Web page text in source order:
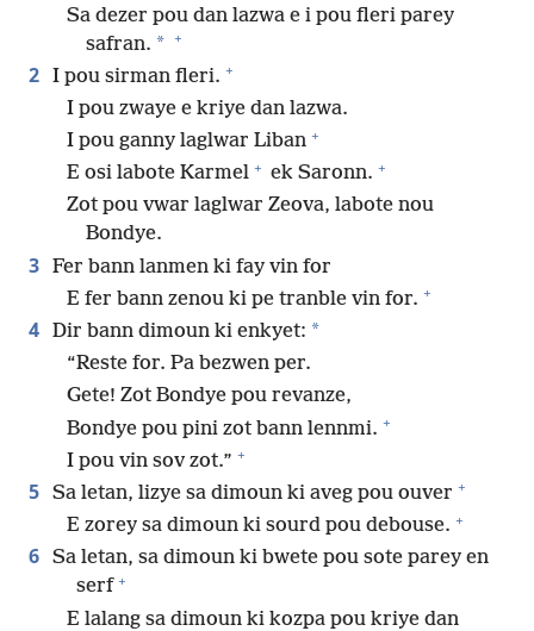
Sa dezer pou dan lazwa e i pou fleri parey
safran. * +
2 I pou sirman fleri. +
I pou zwaye e kriye dan lazwa.
I pou ganny laglwar Liban +
E osi labote Karmel + ek Saronn. +
Zot pou vwar laglwar Zeova, labote nou
Bondye.
3 Fer bann lanmen ki fay vin for
E fer bann zenou ki pe tranble vin for. +
4 Dir bann dimoun ki enkyet: *
“Reste for. Pa bezwen per.
Gete! Zot Bondye pou revanze,
Bondye pou pini zot bann lennmi. +
I pou vin sov zot.” +
5 Sa letan, lizye sa dimoun ki aveg pou ouver +
E zorey sa dimoun ki sourd pou debouse. +
6 Sa letan, sa dimoun ki bwete pou sote parey en
serf +
E lalang sa dimoun ki kozpa pou kriye dan